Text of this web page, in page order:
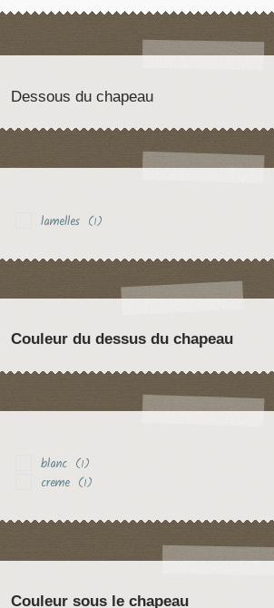
Dessous du chapeau
lamelles (1)
Couleur du dessus du chapeau
blanc (1)
creme (1)
Couleur sous le chapeau